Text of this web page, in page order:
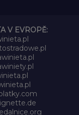
V EVROPĚ:
edalnice.org